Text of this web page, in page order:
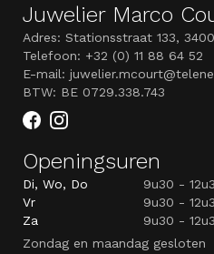
Juwelier Marco
Adres: Stationsstraat 133,
Telefoon: +32 (0) 11 88 64 52
E-mail:
BTW: BE 0729.338.743
Openingsuren
Di, Wo, Do 9u30 -
Vr
9u30 -
Za
9u30 -
Zondag en maandag gesloten